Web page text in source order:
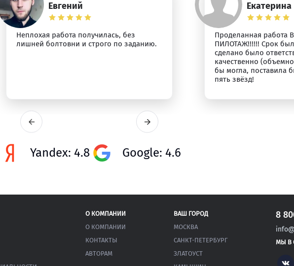
Евгений
Неплохая работа получилась, без
лишней болтовни и строго по заданию.
Екатерина
Проделанная работа
ПИЛОТАЖ!!!!!! Срок
сделано было
качественно
бы могла, поставила
пять звёзд!
Yandex: 4.8 Google: 4.6
О КОМПАНИИ
О КОМПАНИИ
КОНТАКТЫ
АВТОРАМ
ВАШ ГОРОД
МОСКВА
САНКТ-ПЕТЕРБУРГ
ЗЛАТОУСТ
8
МЫ В